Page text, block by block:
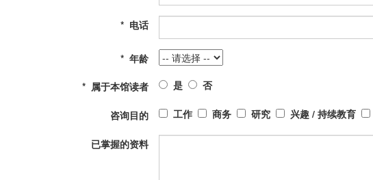
* 电话
* 年龄
* 属于本馆读者 是 否
咨询目的 工作 商务 研究 兴趣 / 持续教育
已掌握的资料